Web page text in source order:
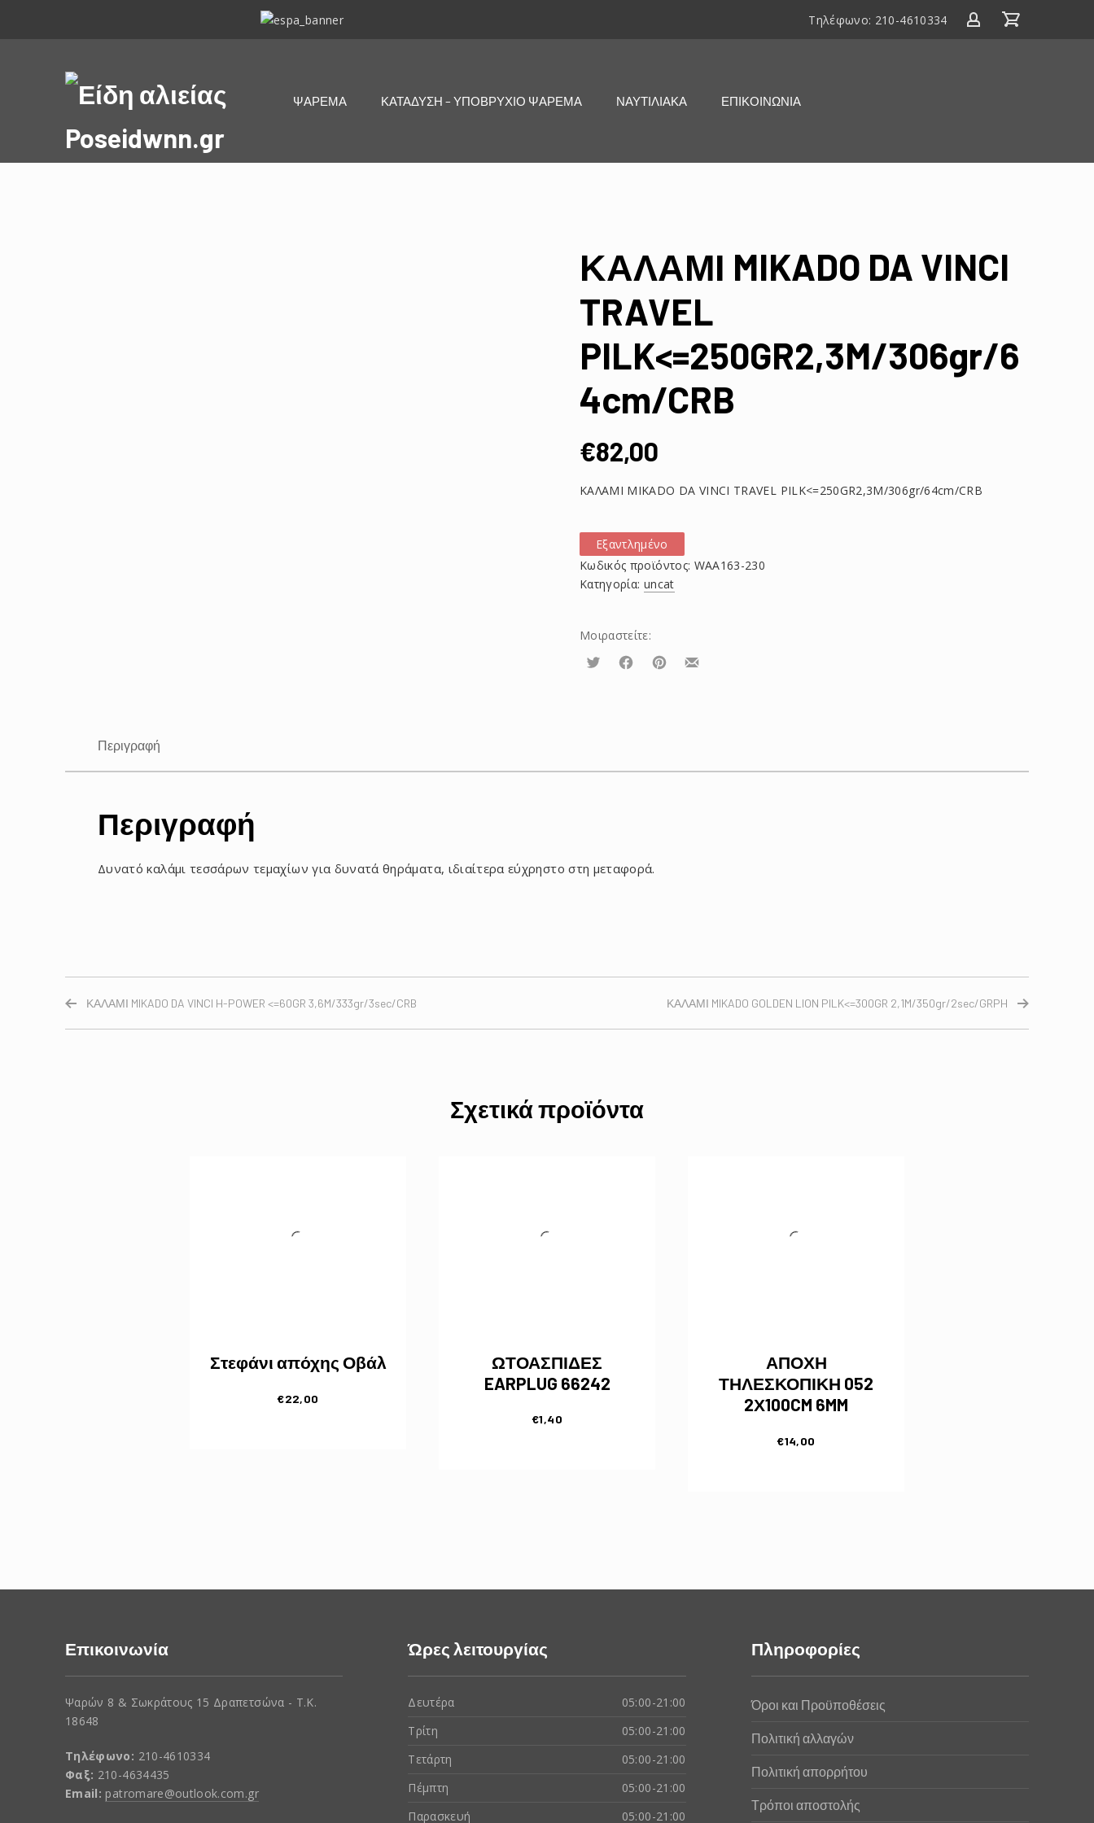
ΕΣΠΑ
Τηλέφωνο: 210-4610334
Είδη
αλιείας
ΨΑΡΕΜΑ ΚΑΤΑΔΥΣΗ – ΥΠΟΒΡΥΧΙΟ ΨΑΡΕΜΑ ΝΑΥΤΙΛΙΑΚΑ ΕΠΙΚΟΙΝΩΝΙΑ
ΚΑΛΑΜΙ MIKADO DA VINCI
TRAVEL
PILK<=250GR2,3M/306gr/6
4cm/CRB
€82,00
ΚΑΛΑΜΙ MIKADO DA VINCI TRAVEL PILK<=250GR2,3M/306gr/64cm/CRB
Εξαντλημένο
Κωδικός προϊόντος: WAA163-230
Κατηγορία: uncat
Μοιραστείτε:
Τουίτα ΜοιραστείτεΜοιραστείτεΜοιραστείτε
Περιγραφή
Περιγραφή
Δυνατό καλάμι τεσσάρων τεμαχίων για δυνατά θηράματα, ιδιαίτερα εύχρηστο στη μεταφορά.
ΚΑΛΑΜΙ MIKADO DA VINCI H-POWER <=60GR 3,6M/333gr/3sec/CRB ΚΑΛΑΜΙ MIKADO GOLDEN LION PILK<=300GR 2,1M/350gr/2sec/GRPH
Σχετικά προϊόντα
Στεφάνι απόχης Οβάλ
€22,00
ΩΤΟΑΣΠΙΔΕΣ
EARPLUG 66242
€1,40
ΑΠΟΧΗ
ΤΗΛΕΣΚΟΠΙΚΗ 052
2Χ100CM 6MM
€14,00
Επικοινωνία
Ψαρών 8 & Σωκράτους 15 Δραπετσώνα - Τ.Κ.
18648
Τηλέφωνο: 210-4610334
Φαξ: 210-4634435
Email: patromare@outlook.com.gr
Ώρες λειτουργίας
Δευτέρα
05:00-21:00
Τρίτη
05:00-21:00
Τετάρτη
05:00-21:00
Πέμπτη
05:00-21:00
Παρασκευή
05:00-21:00
Πληροφορίες
Όροι και Προϋποθέσεις
Πολιτική αλλαγών
Πολιτική απορρήτου
Τρόποι αποστολής